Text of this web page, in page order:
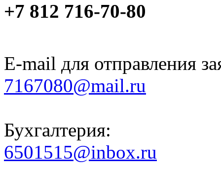
+7 812 716-70-80
E-mail для отправления
7167080@mail.ru
Бухгалтерия:
6501515@inbox.ru